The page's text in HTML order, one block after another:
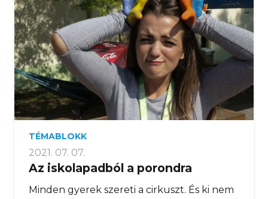
TÉMABLOKK
2021. 07. 07.
Az iskolapadból a porondra
Minden gyerek szereti a cirkuszt. És ki nem